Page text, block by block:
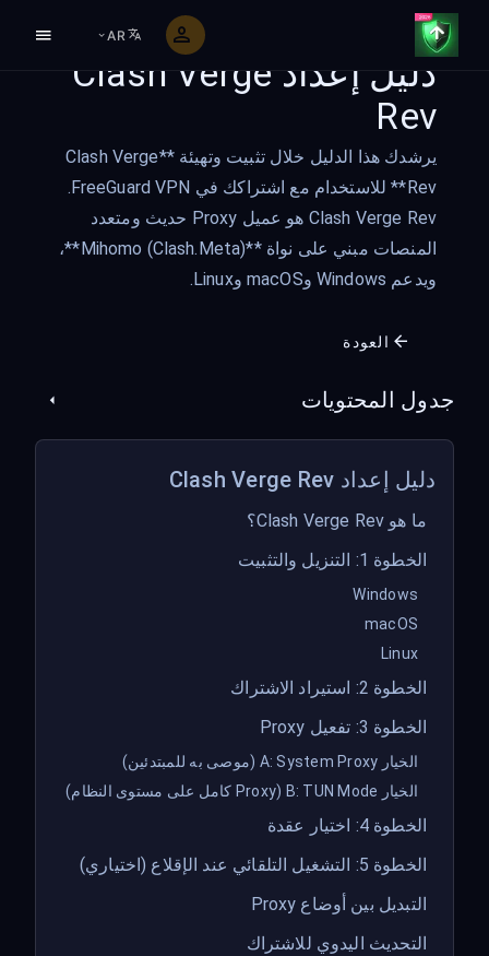
AR
دليل إعداد Clash Verge
Rev
يرشدك هذا الدليل خلال تثبيت وتهيئة **Clash Verge
Rev** للاستخدام مع اشتراكك في FreeGuard VPN.
‏Clash Verge Rev هو عميل Proxy حديث ومتعدد
المنصات مبني على نواة **Mihomo (Clash.Meta)**،
ويدعم Windows وmacOS وLinux.
العودة
جدول المحتويات
دليل إعداد Clash Verge Rev
ما هو Clash Verge Rev؟
الخطوة 1: التنزيل والتثبيت
Windows
macOS
Linux
الخطوة 2: استيراد الاشتراك
الخطوة 3: تفعيل Proxy
الخيار A: System Proxy (موصى به للمبتدئين)
الخيار B: TUN Mode (Proxy كامل على مستوى النظام)
الخطوة 4: اختيار عقدة
الخطوة 5: التشغيل التلقائي عند الإقلاع (اختياري)
التبديل بين أوضاع Proxy
التحديث اليدوي للاشتراك